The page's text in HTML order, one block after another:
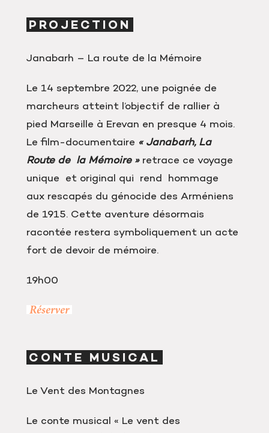
PROJECTION
Janabarh – La route de la Mémoire
Le 14 septembre 2022, une poignée de
marcheurs atteint l’objectif de rallier à
pied Marseille à Erevan en presque 4 mois.
Le film-documentaire « Janabarh, La
Route de la Mémoire » retrace ce voyage
unique et original qui rend hommage
aux rescapés du génocide des Arméniens
de 1915. Cette aventure désormais
racontée restera symboliquement un acte
fort de devoir de mémoire.
19h00
Réserver
CONTE MUSICAL
Le Vent des Montagnes
Le conte musical « Le vent des